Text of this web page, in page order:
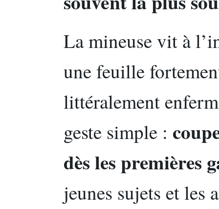
La mineuse vit à
une feuille
littéralement
geste simple :
dès les premières
jeunes sujets et les